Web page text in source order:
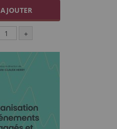
AJOUTER
+